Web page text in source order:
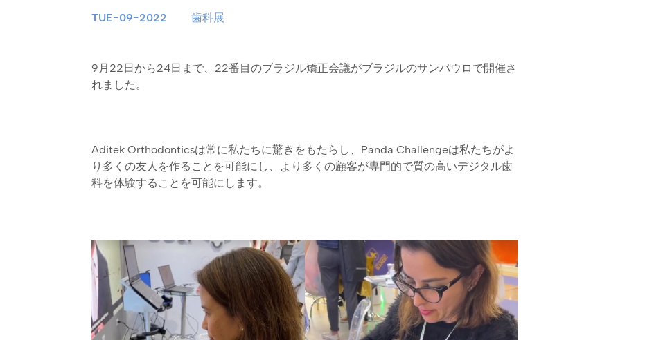
TUE-09-2022 歯科展
9月22日から24日まで、22番目のブラジル矯正会議がブラジルのサンパウロで開催さ
れました。
Aditek Orthodonticsは常に私たちに驚きをもたらし、Panda Challengeは私たちがよ
り多くの友人を作ることを可能にし、より多くの顧客が専門的で質の高いデジタル歯
科を体験することを可能にします。